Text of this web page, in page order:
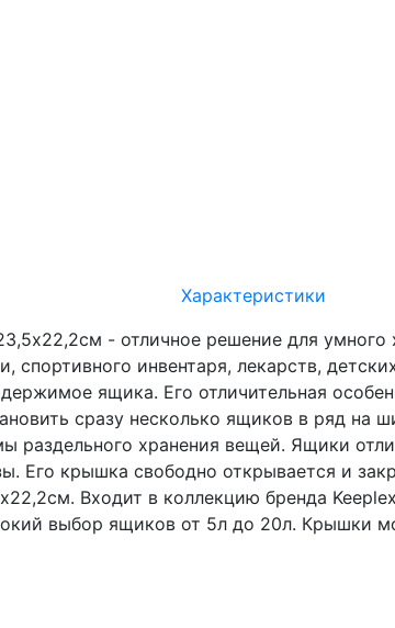
Характеристики
- отличное решение для
спортивного инвентаря, лекарств,
ящика. Его отличительная
сразу несколько ящиков в ряд на
хранения вещей. Ящики
Его крышка свободно открывается и
Входит в коллекцию бренда
выбор ящиков от 5л до 20л. Крышки